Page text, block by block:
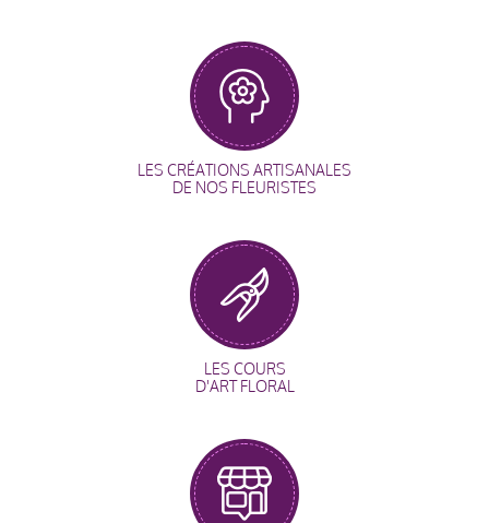
LES CRÉATIONS ARTISANALES
DE NOS FLEURISTES
LES COURS
D'ART FLORAL